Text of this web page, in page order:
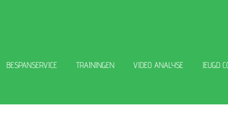
BESPANSERVICE TRAININGEN VIDEO ANALYSE JEUGD